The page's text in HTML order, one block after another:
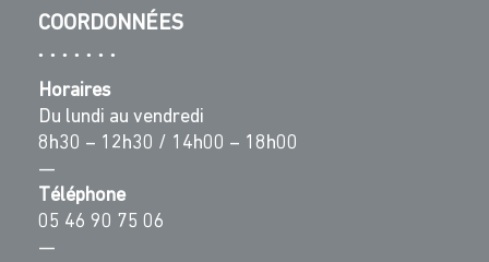
COORDONNÉES
Horaires
Du lundi au vendredi
8h30 – 12h30 / 14h00 – 18h00
—
Téléphone
05 46 90 75 06
—